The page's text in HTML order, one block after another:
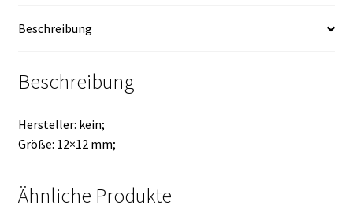
Beschreibung
Beschreibung
Hersteller: kein;
Größe: 12×12 mm;
Ähnliche Produkte